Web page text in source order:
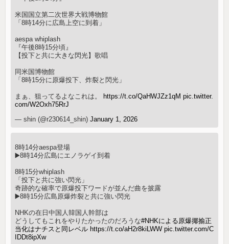
米国国立第二次世界大戦博物館
「8時14分に広島上空に到着」
aespa whiplash
『午後8時15分頃』
【投下と共に大きな閃光】歌唱
同米国博物館
「8時15分に原爆投下、炸裂と閃光」
まぁ、狙ってるよなこれは。 https://t.co/QaHWJZz1qM pic.twitter.
com/W2Oxh75RrJ
— shin (@r230614_shin)January 1, 2026
8時14分aespa登場
▶️8時14分広島にエノラゲイ到着
8時15分whiplash
「投下と共に強い閃光」
奇跡的な確率で原爆投下ワードが並んだ曲を披露
▶️8時15分広島原爆炸裂と共に強い閃光
NHKの在日中国人韓国人幹部は
どうしてもこれをやりたかったのだろうな#NHKによる原爆揶揄正
当化はナチスと同レベル https://t.co/aH2r8kiLWW pic.twitter.com/C
IDDt8ipXw